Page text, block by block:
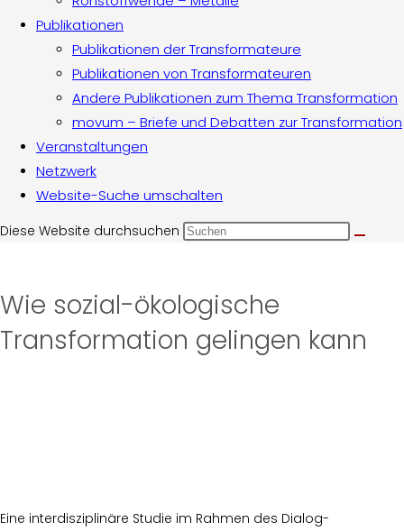
Publikationen
Publikationen der Transformateure
Publikationen von Transformateuren
Andere Publikationen zum Thema Transformation
movum – Briefe und Debatten zur Transformation
Veranstaltungen
Netzwerk
Website-Suche umschalten
Diese Website durchsuchen
Wie sozial-ökologische
Transformation gelingen kann
Eine interdisziplinäre Studie im Rahmen des Dialog-